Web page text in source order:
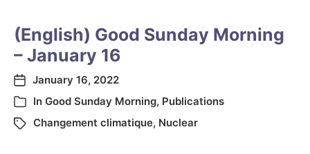
(English) Good Sunday Morning
– January 16
January 16, 2022
In Good Sunday Morning, Publications
Changement climatique, Nuclear